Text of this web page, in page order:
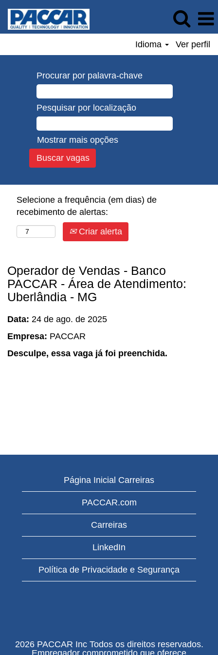
Idioma Ver perfil
Procurar por palavra-chave
Pesquisar por localização
Mostrar mais opções
Selecione a frequência (em dias) de
recebimento de alertas:
Criar alerta
Operador de Vendas - Banco
PACCAR - Área de Atendimento:
Uberlândia - MG
Data: 24 de ago. de 2025
Empresa: PACCAR
Desculpe, essa vaga já foi preenchida.
Página Inicial Carreiras
PACCAR.com
Carreiras
LinkedIn
Política de Privacidade e Segurança
2026 PACCAR Inc Todos os direitos reservados.
Empregador comprometido que oferece